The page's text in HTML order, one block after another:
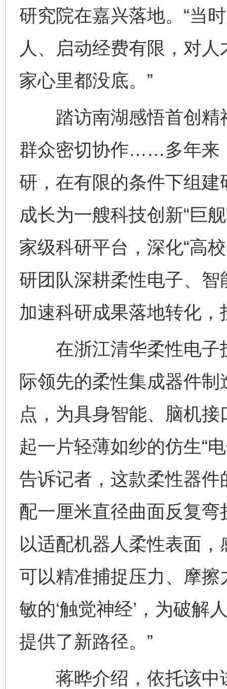
研究院在嘉兴落地。“当
人、启动经费有限，对
家心里都没底。”
踏访南湖感悟首创精
群众密切协作……多年来
研，在有限的条件下组
成长为一艘科技创新“巨
家级科研平台，深化“高
研团队深耕柔性电子、
加速科研成果落地转化
在浙江清华柔性电子
际领先的柔性集成器件
点，为具身智能、脑机
起一片轻薄如纱的仿生“
告诉记者，这款柔性器
配一厘米直径曲面反复弯
以适配机器人柔性表面
可以精准捕捉压力、摩
敏的‘触觉神经’，为破解
提供了新路径。”
蒋晔介绍，依托该中